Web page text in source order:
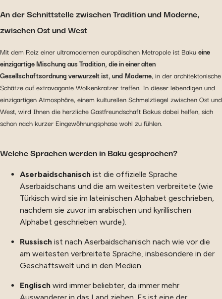
An der Schnittstelle zwischen Tradition und Moderne,
zwischen Ost und West
Mit dem Reiz einer ultramodernen europäischen Metropole ist Bakueine
einzigartige Mischung aus Tradition, die in einer alten
Gesellschaftsordnung verwurzelt ist, und Moderne, in der architektonische
Schätze auf extravagante Wolkenkratzer treffen. In dieser lebendigen und
einzigartigen Atmosphäre, einem kulturellen Schmelztiegel zwischen Ost und
West, wird Ihnen die herzliche Gastfreundschaft Bakus dabei helfen, sich
schon nach kurzer Eingewöhnungsphase wohl zu fühlen.
Welche Sprachen werden in Baku gesprochen?
Aserbaidschanisch ist die offizielle Sprache
Aserbaidschans und die am weitesten verbreitete (wie
Türkisch wird sie im lateinischen Alphabet geschrieben,
nachdem sie zuvor im arabischen und kyrillischen
Alphabet geschrieben wurde).
Russisch ist nach Aserbaidschanisch nach wie vor die
am weitesten verbreitete Sprache, insbesondere in der
Geschäftswelt und in den Medien.
Englisch wird immer beliebter, da immer mehr